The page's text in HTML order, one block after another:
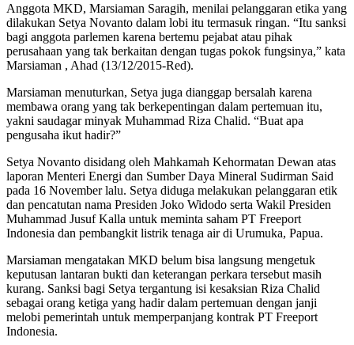
Anggota MKD, Marsiaman Saragih, menilai pelanggaran etika yang
dilakukan Setya Novanto dalam lobi itu termasuk ringan. “Itu sanksi
bagi anggota parlemen karena bertemu pejabat atau pihak
perusahaan yang tak berkaitan dengan tugas pokok fungsinya,” kata
Marsiaman , Ahad (13/12/2015-Red).
Marsiaman menuturkan, Setya juga dianggap bersalah karena
membawa orang yang tak berkepentingan dalam pertemuan itu,
yakni saudagar minyak Muhammad Riza Chalid. “Buat apa
pengusaha ikut hadir?”
Setya Novanto disidang oleh Mahkamah Kehormatan Dewan atas
laporan Menteri Energi dan Sumber Daya Mineral Sudirman Said
pada 16 November lalu. Setya diduga melakukan pelanggaran etik
dan pencatutan nama Presiden Joko Widodo serta Wakil Presiden
Muhammad Jusuf Kalla untuk meminta saham PT Freeport
Indonesia dan pembangkit listrik tenaga air di Urumuka, Papua.
Marsiaman mengatakan MKD belum bisa langsung mengetuk
keputusan lantaran bukti dan keterangan perkara tersebut masih
kurang. Sanksi bagi Setya tergantung isi kesaksian Riza Chalid
sebagai orang ketiga yang hadir dalam pertemuan dengan janji
melobi pemerintah untuk memperpanjang kontrak PT Freeport
Indonesia.